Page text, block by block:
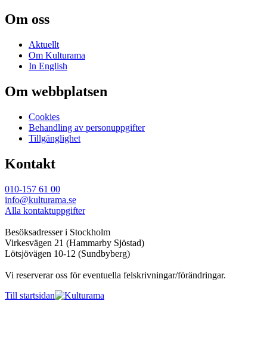
Om oss
Aktuellt
Om Kulturama
In English
Om webbplatsen
Cookies
Behandling av personuppgifter
Tillgänglighet
Kontakt
010-157 61 00
info@kulturama.se
Alla kontaktuppgifter
Besöksadresser i Stockholm
Virkesvägen 21 (Hammarby Sjöstad)
Lötsjövägen 10-12 (Sundbyberg)
Vi reserverar oss för eventuella felskrivningar/förändringar.
Till startsidan